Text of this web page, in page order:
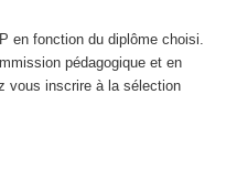
en fonction du diplôme choisi.
pédagogique et en
vous inscrire à la sélection